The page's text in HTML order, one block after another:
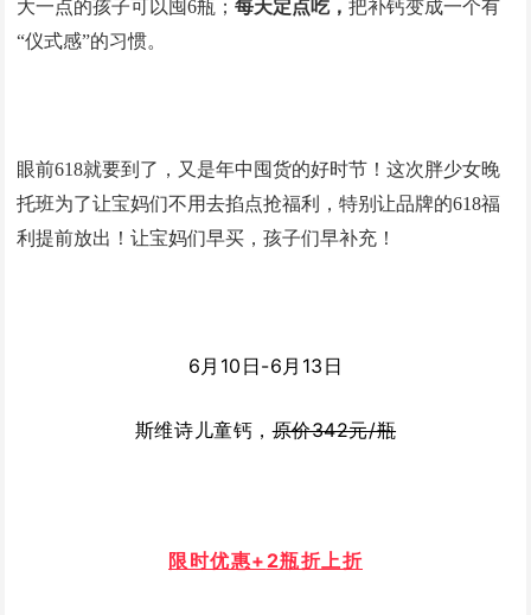
大一点的孩子可以囤6瓶；每天定点吃，把补钙变成一个有
“仪式感”的习惯。
眼前618就要到了，又是年中囤货的好时节！这次胖少女晚
托班为了让宝妈们不用去掐点抢福利，特别让品牌的618福
利提前放出！让宝妈们早买，孩子们早补充！
6月10日-6月13日
斯维诗儿童钙，原价342元/瓶
限时优惠+ 2瓶折上折